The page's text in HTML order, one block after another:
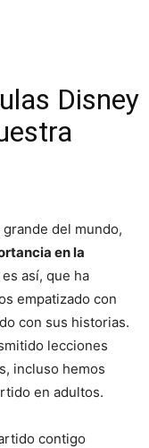
Disney
del mundo,
en la
es así, que ha
empatizado con
con sus historias.
lecciones
incluso hemos
en adultos.
contigo